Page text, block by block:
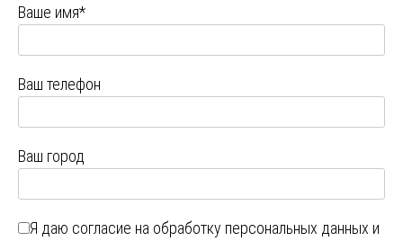
Ваше имя*
Ваш телефон
Ваш город
Я даю согласие на обработку персональных данных и